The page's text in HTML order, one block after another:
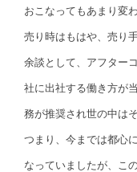
おこなってもあまり変
売り時はもはや、売り
余談として、アフター
社に出社する働き方が
務が推奨され世の中は
つまり、今までは都心
なっていましたが、こ